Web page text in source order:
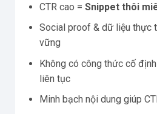
CTR cao = Snippet thôi
Social proof & dữ liệu thực
vững
Không có công thức cố
liên tục
Minh bạch nội dung giúp